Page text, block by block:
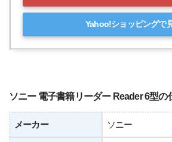
Yahoo!ショッピングで
ソニー 電子書籍リーダー Reader 6型の
メーカー ソニー